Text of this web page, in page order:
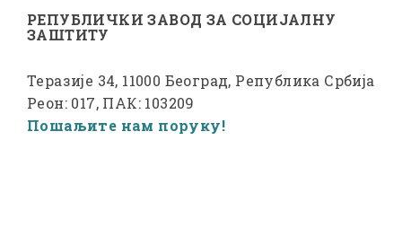
РЕПУБЛИЧКИ ЗАВОД ЗА СОЦИЈАЛНУ
ЗАШТИТУ
Теразије 34, 11000 Београд, Република Србија
Реон: 017, ПАК: 103209
Пошаљите нам поруку!